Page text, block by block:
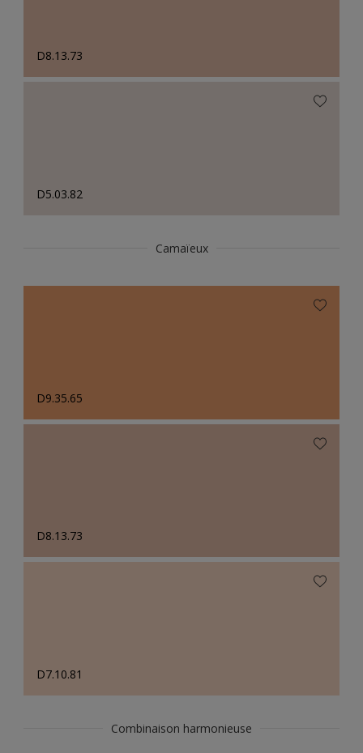
D8.13.73
D5.03.82
Camaïeux
D9.35.65
D8.13.73
D7.10.81
Combinaison harmonieuse